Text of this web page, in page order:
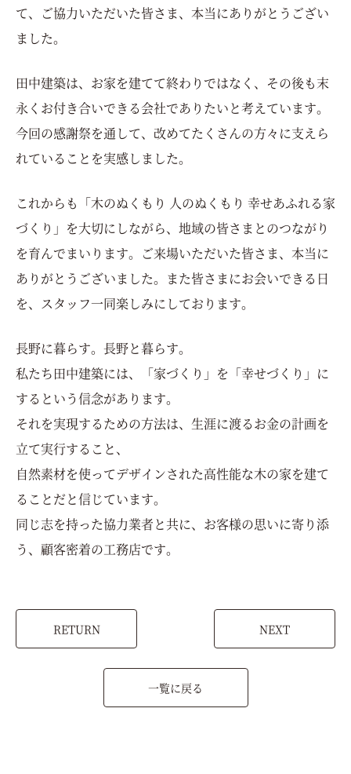
て、ご協力いただいた皆さま、本当にありがとうござい
ました。
田中建築は、お家を建てて終わりではなく、その後も末
永くお付き合いできる会社でありたいと考えています。
今回の感謝祭を通して、改めてたくさんの方々に支えら
れていることを実感しました。
これからも「木のぬくもり 人のぬくもり 幸せあふれる家
づくり」を大切にしながら、地域の皆さまとのつながり
を育んでまいります。 ご来場いただいた皆さま、本当に
ありがとうございました。 また皆さまにお会いできる日
を、スタッフ一同楽しみにしております。
長野に暮らす。長野と暮らす。
私たち田中建築には、「家づくり」を「幸せづくり」に
するという信念があります。
それを実現するための方法は、生涯に渡るお金の計画を
立て実行すること、
自然素材を使ってデザインされた高性能な木の家を建て
ることだと信じています。
同じ志を持った協力業者と共に、お客様の思いに寄り添
う、顧客密着の工務店です。
RETURN NEXT
一覧に戻る